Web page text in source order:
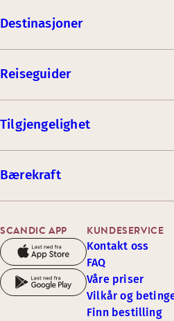
Destinasjoner
Reiseguider
Tilgjengelighet
Bærekraft
SCANDIC APP KUNDESERVICE
Kontakt oss
FAQ
Våre priser
Vilkår og
Finn bestilling